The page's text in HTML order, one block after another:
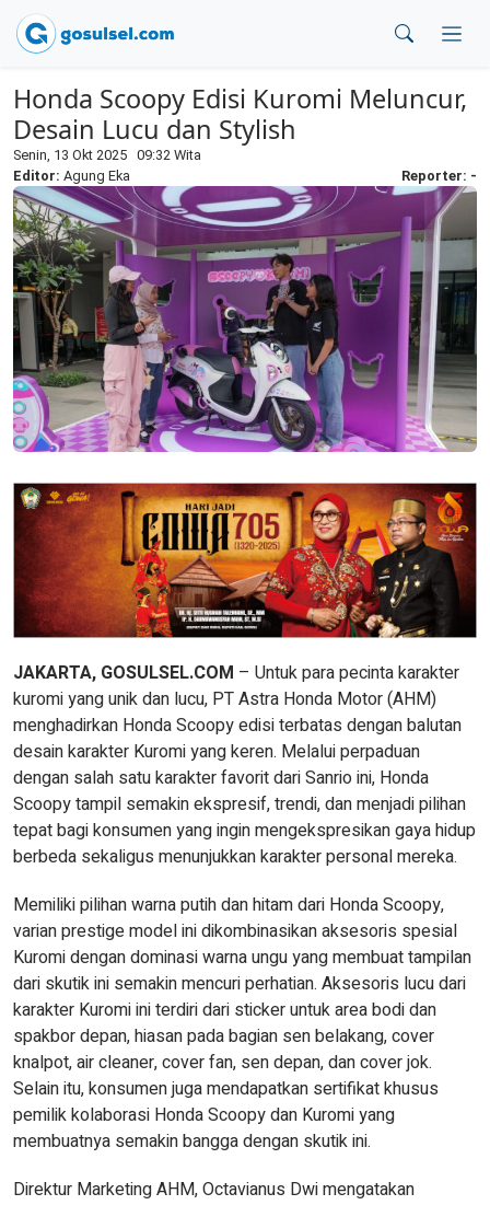
Honda Scoopy Edisi Kuromi Meluncur,
Desain Lucu dan Stylish
Senin, 13 Okt 2025 09:32 Wita
Editor: Agung Eka Reporter: -
JAKARTA, GOSULSEL.COM – Untuk para pecinta karakter
kuromi yang unik dan lucu, PT Astra Honda Motor (AHM)
menghadirkan Honda Scoopy edisi terbatas dengan balutan
desain karakter Kuromi yang keren. Melalui perpaduan
dengan salah satu karakter favorit dari Sanrio ini, Honda
Scoopy tampil semakin ekspresif, trendi, dan menjadi pilihan
tepat bagi konsumen yang ingin mengekspresikan gaya hidup
berbeda sekaligus menunjukkan karakter personal mereka.
Memiliki pilihan warna putih dan hitam dari Honda Scoopy,
varian prestige model ini dikombinasikan aksesoris spesial
Kuromi dengan dominasi warna ungu yang membuat tampilan
dari skutik ini semakin mencuri perhatian. Aksesoris lucu dari
karakter Kuromi ini terdiri dari sticker untuk area bodi dan
spakbor depan, hiasan pada bagian sen belakang, cover
knalpot, air cleaner, cover fan, sen depan, dan cover jok.
Selain itu, konsumen juga mendapatkan sertifikat khusus
pemilik kolaborasi Honda Scoopy dan Kuromi yang
membuatnya semakin bangga dengan skutik ini.
Direktur Marketing AHM, Octavianus Dwi mengatakan